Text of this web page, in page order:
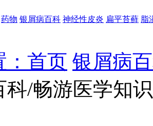
药物 银屑病百科 神经性皮炎 扁平苔藓 脂
：首页 银屑病
科/畅游医学知